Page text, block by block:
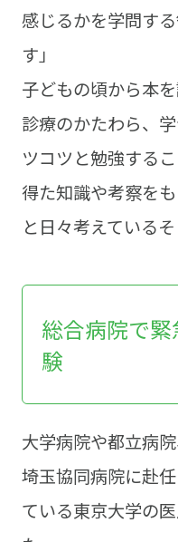
感じるかを学問す
す」
子どもの頃から本
診療のかたわら、
ツコツと勉強する
得た知識や考察を
と日々考えているそ
総合病院で
験
大学病院や都立病
埼玉協同病院に赴
ている東京大学の